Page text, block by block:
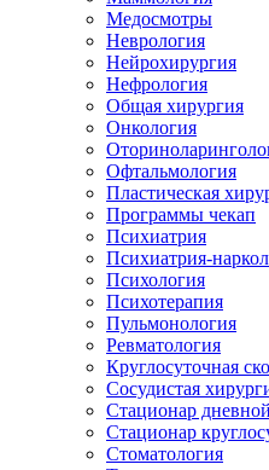
Медосмотры
Неврология
Нейрохирургия
Нефрология
Общая хирургия
Онкология
Офтальмология
Пластическая
Программы чекап
Психиатрия
Психиатрия-
Психология
Психотерапия
Пульмонология
Ревматология
Круглосуточная
Сосудистая
Стационар дневной
Стационар
Стоматология